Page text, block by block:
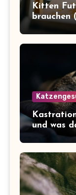
Kitten
brauchen
und was